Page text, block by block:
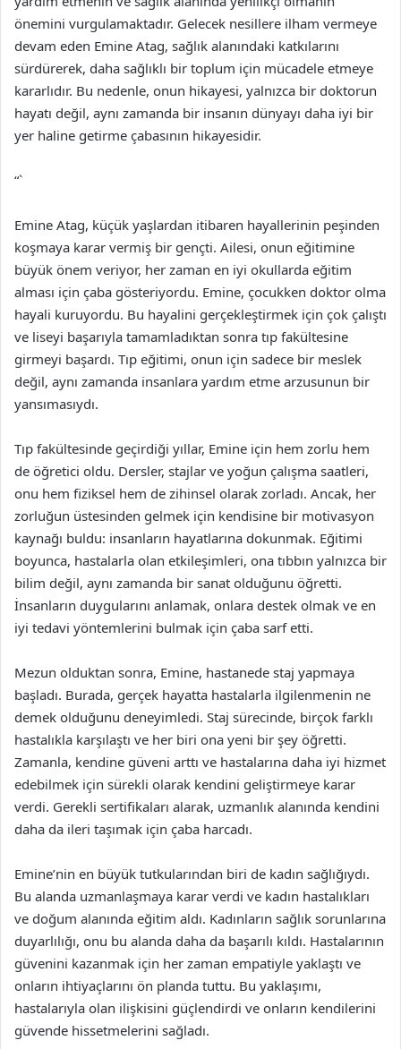
önemini vurgulamaktadır. Gelecek nesillere ilham vermeye
devam eden Emine Atag, sağlık alanındaki katkılarını
sürdürerek, daha sağlıklı bir toplum için mücadele etmeye
kararlıdır. Bu nedenle, onun hikayesi, yalnızca bir doktorun
hayatı değil, aynı zamanda bir insanın dünyayı daha iyi bir
yer haline getirme çabasının hikayesidir.
“`
Emine Atag, küçük yaşlardan itibaren hayallerinin peşinden
koşmaya karar vermiş bir gençti. Ailesi, onun eğitimine
büyük önem veriyor, her zaman en iyi okullarda eğitim
alması için çaba gösteriyordu. Emine, çocukken doktor olma
hayali kuruyordu. Bu hayalini gerçekleştirmek için çok çalıştı
ve liseyi başarıyla tamamladıktan sonra tıp fakültesine
girmeyi başardı. Tıp eğitimi, onun için sadece bir meslek
değil, aynı zamanda insanlara yardım etme arzusunun bir
yansımasıydı.
Tıp fakültesinde geçirdiği yıllar, Emine için hem zorlu hem
de öğretici oldu. Dersler, stajlar ve yoğun çalışma saatleri,
onu hem fiziksel hem de zihinsel olarak zorladı. Ancak, her
zorluğun üstesinden gelmek için kendisine bir motivasyon
kaynağı buldu: insanların hayatlarına dokunmak. Eğitimi
boyunca, hastalarla olan etkileşimleri, ona tıbbın yalnızca bir
bilim değil, aynı zamanda bir sanat olduğunu öğretti.
İnsanların duygularını anlamak, onlara destek olmak ve en
iyi tedavi yöntemlerini bulmak için çaba sarf etti.
Mezun olduktan sonra, Emine, hastanede staj yapmaya
başladı. Burada, gerçek hayatta hastalarla ilgilenmenin ne
demek olduğunu deneyimledi. Staj sürecinde, birçok farklı
hastalıkla karşılaştı ve her biri ona yeni bir şey öğretti.
Zamanla, kendine güveni arttı ve hastalarına daha iyi hizmet
edebilmek için sürekli olarak kendini geliştirmeye karar
verdi. Gerekli sertifikaları alarak, uzmanlık alanında kendini
daha da ileri taşımak için çaba harcadı.
Emine’nin en büyük tutkularından biri de kadın sağlığıydı.
Bu alanda uzmanlaşmaya karar verdi ve kadın hastalıkları
ve doğum alanında eğitim aldı. Kadınların sağlık sorunlarına
duyarlılığı, onu bu alanda daha da başarılı kıldı. Hastalarının
güvenini kazanmak için her zaman empatiyle yaklaştı ve
onların ihtiyaçlarını ön planda tuttu. Bu yaklaşımı,
hastalarıyla olan ilişkisini güçlendirdi ve onların kendilerini
güvende hissetmelerini sağladı.